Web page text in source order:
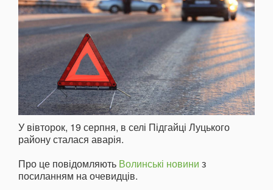
У вівторок, 19 серпня, в селі Підгайці Луцького
району сталася аварія.
Про це повідомляють Волинські новини з
посиланням на очевидців.